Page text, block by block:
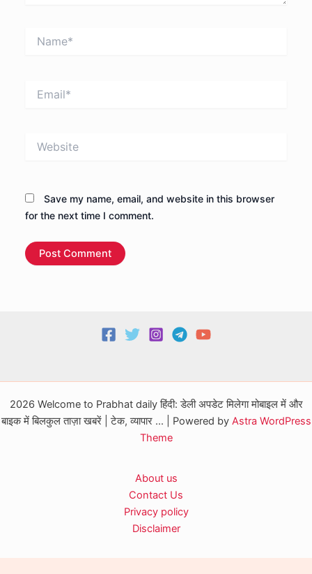
Save my name, email, and website in this browser
for the next time I comment.
2026 Welcome to Prabhat daily हिंदी: डेली अपडेट मिलेगा मोबाइल में और
बाइक में बिलकुल ताज़ा खबरें | टेक, व्यापार ... | Powered by Astra WordPress
Theme
About us
Contact Us
Privacy policy
Disclaimer